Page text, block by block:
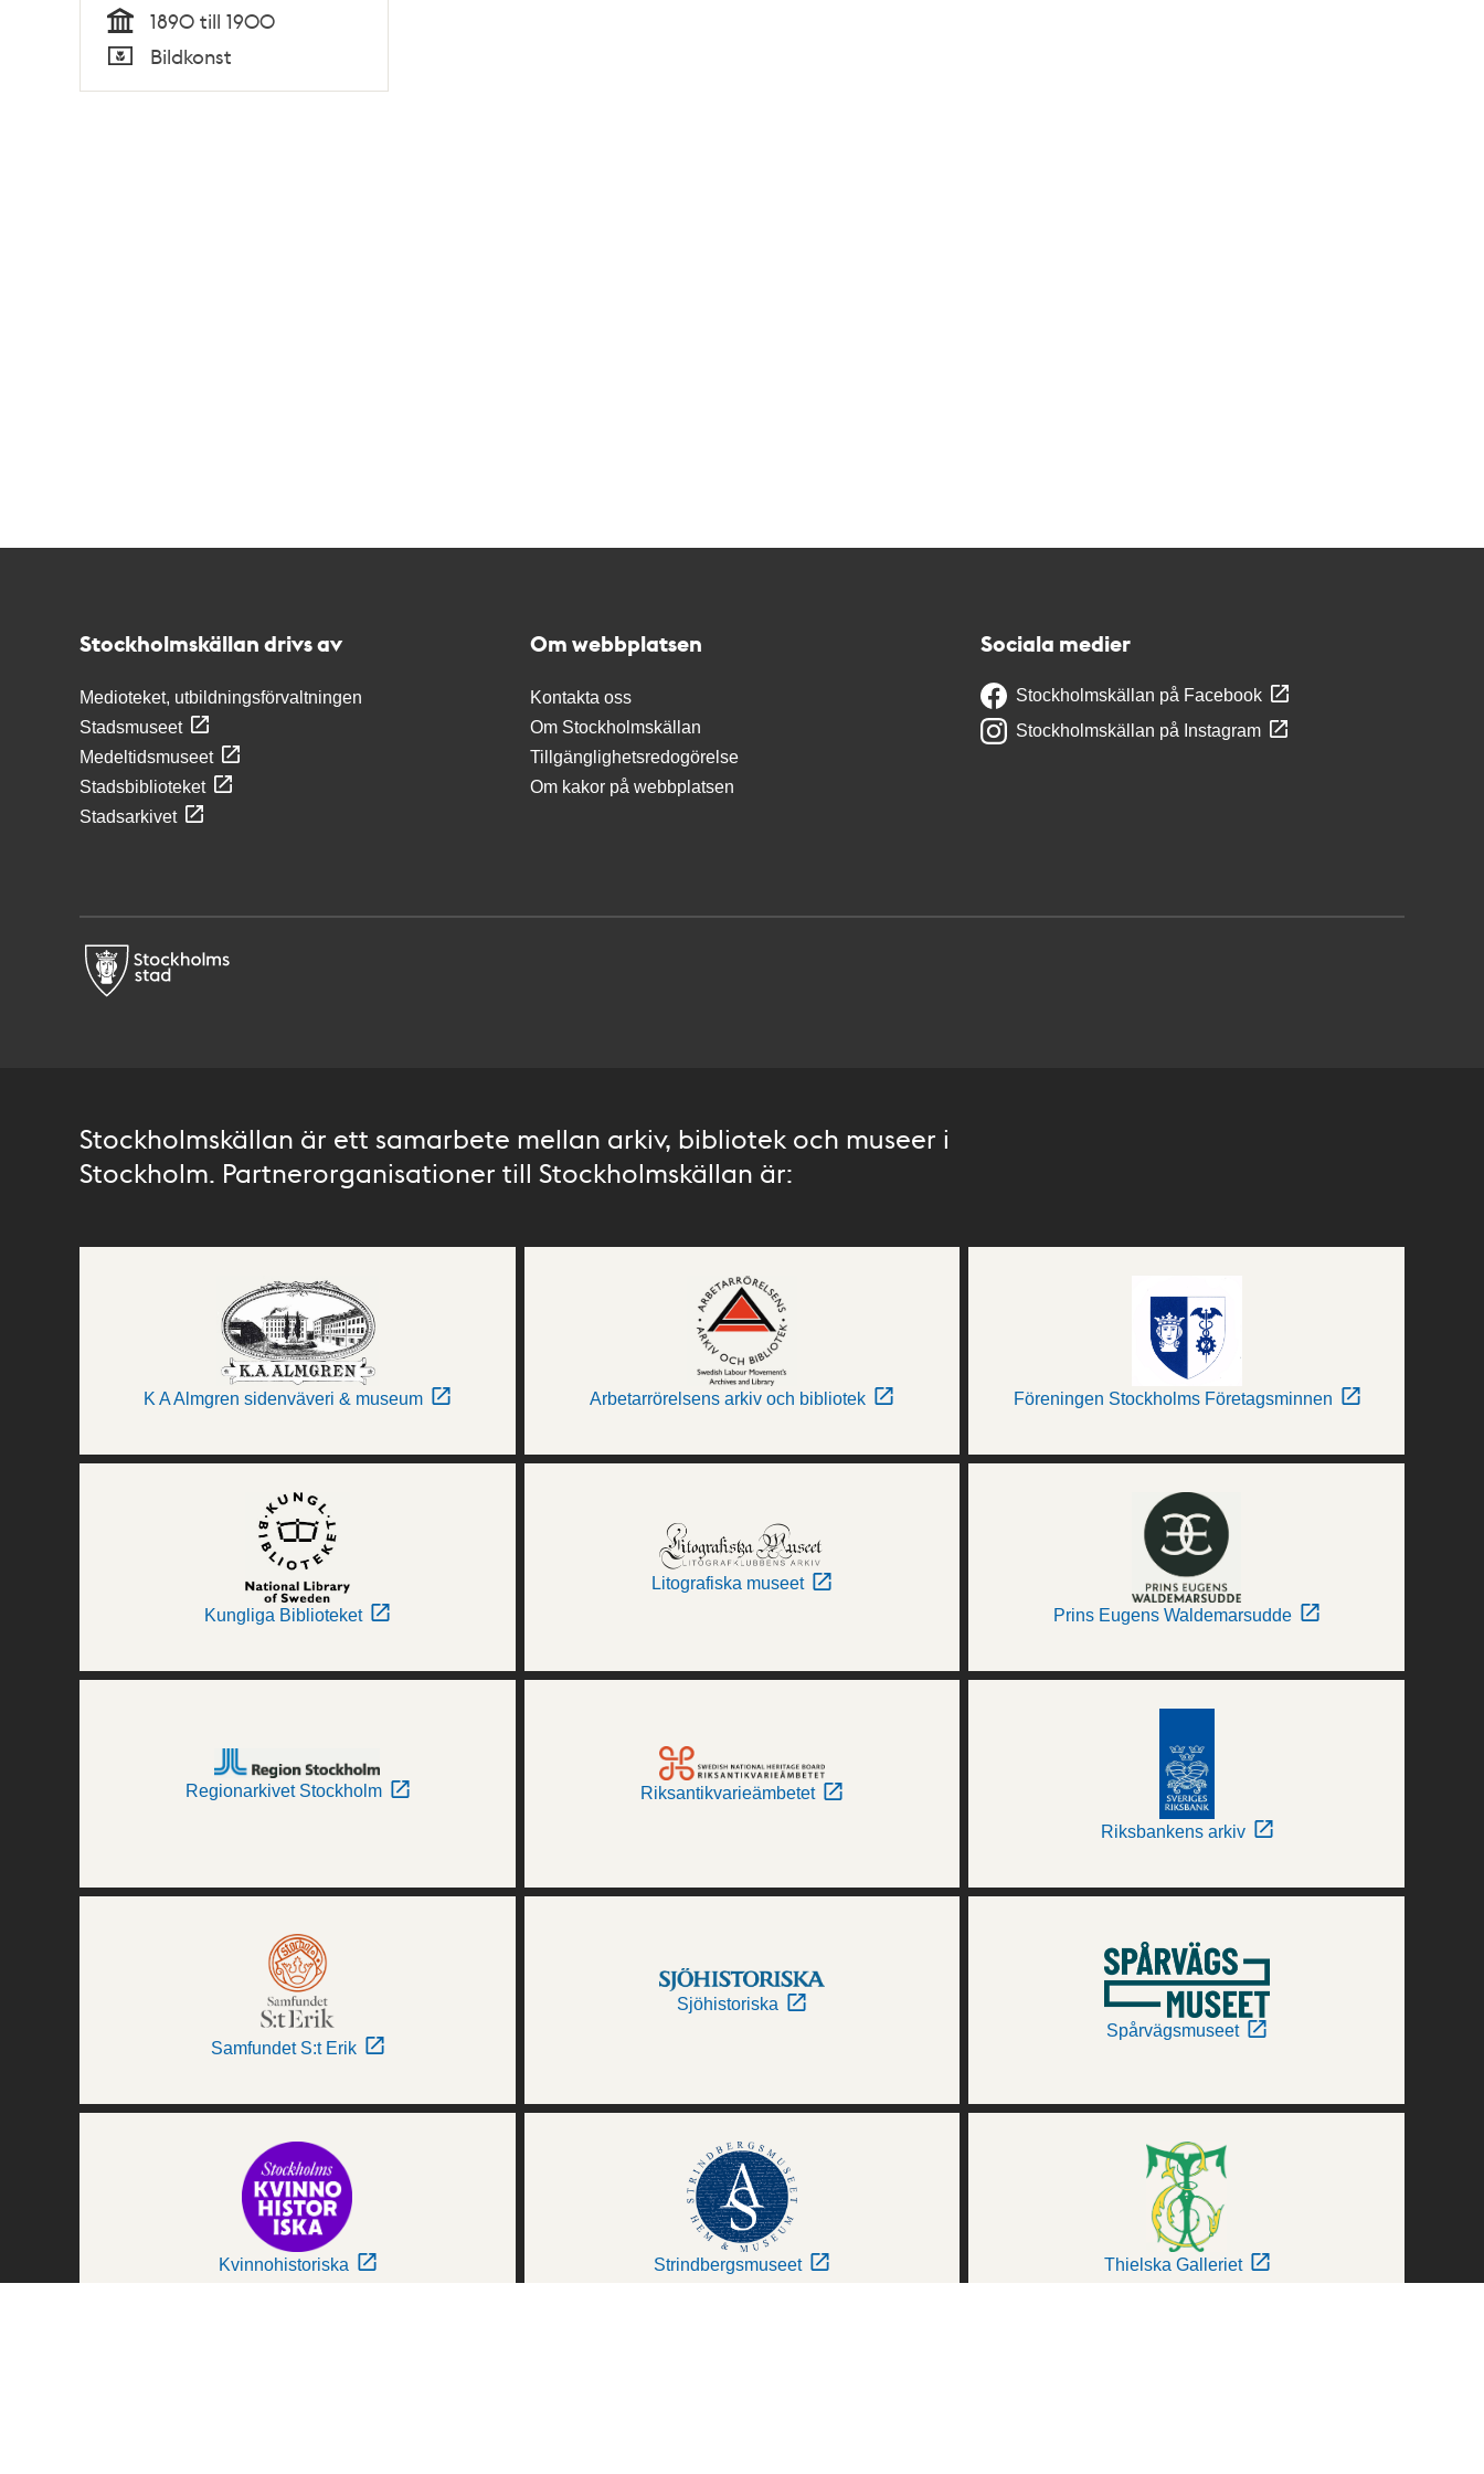
Tid
1890 till 1900
Typ
Bildkonst
Stockholmskällan drivs av
Medioteket, utbildningsförvaltningen
Stadsmuseet
Medeltidsmuseet
Stadsbiblioteket
Stadsarkivet
Om webbplatsen
Kontakta oss
Om Stockholmskällan
Tillgänglighetsredogörelse
Om kakor på webbplatsen
Sociala medier
Stockholmskällan på Facebook
Stockholmskällan på Instagram
Stockholmskällan är ett samarbete mellan arkiv, bibliotek och museer i
Stockholm. Partnerorganisationer till Stockholmskällan är:
K A Almgren sidenväveri & museum Arbetarrörelsens arkiv och bibliotek Föreningen Stockholms Företagsminnen
Kungliga Biblioteket
Litografiska museet
Prins Eugens Waldemarsudde
Regionarkivet Stockholm Riksantikvarieämbetet
Riksbankens arkiv
Samfundet S:t Erik
Sjöhistoriska
Spårvägsmuseet
Kvinnohistoriska Strindbergsmuseet Thielska Galleriet